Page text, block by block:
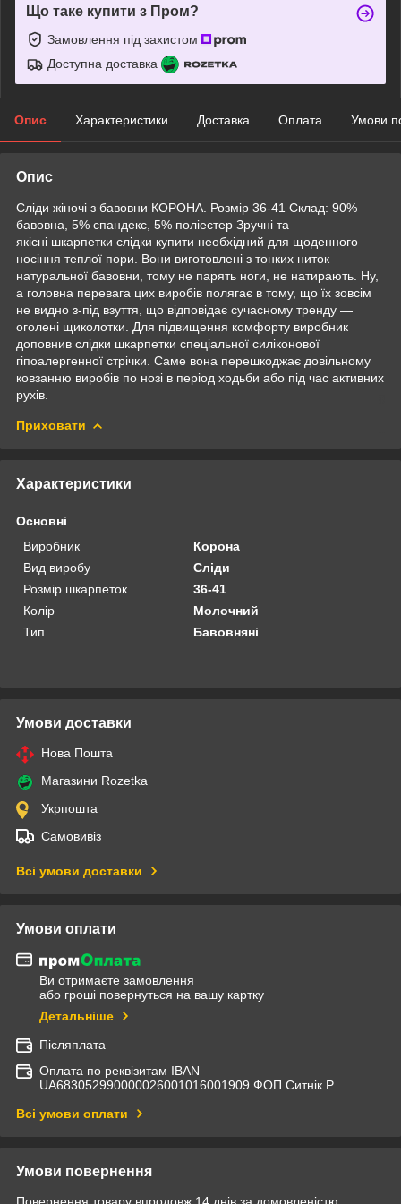
Що таке купити з Пром?
Замовлення під захистом
Доступна доставка
Опис Характеристики Доставка Оплата Умови
Опис
Сліди жіночі з бавовни КОРОНА. Розмір 36-41 Склад: 90%
бавовна, 5% спандекс, 5% поліестер Зручні та
якісні шкарпетки слідки купити необхідний для щоденного
носіння теплої пори. Вони виготовлені з тонких ниток
натуральної бавовни, тому не парять ноги, не натирають. Ну,
а головна перевага цих виробів полягає в тому, що їх зовсім
не видно з-під взуття, що відповідає сучасному тренду —
оголені щиколотки. Для підвищення комфорту виробник
доповнив слідки шкарпетки спеціальної силіконової
гіпоалергенної стрічки. Саме вона перешкоджає довільному
ковзанню виробів по нозі в період ходьби або під час активних
рухів.
Приховати
Характеристики
Основні
Виробник
Корона
Вид виробу
Сліди
Розмір шкарпеток
36-41
Колір
Молочний
Тип
Бавовняні
Умови доставки
Нова Пошта
Магазини Rozetka
Укрпошта
Самовивіз
Всі умови доставки
Умови оплати
Ви отримаєте замовлення
або гроші повернуться на вашу картку
Детальніше
Післяплата
Оплата по реквізитам IBAN
UА683052990000026001016001909 ФОП Ситнік Р
Всі умови оплати
Умови повернення